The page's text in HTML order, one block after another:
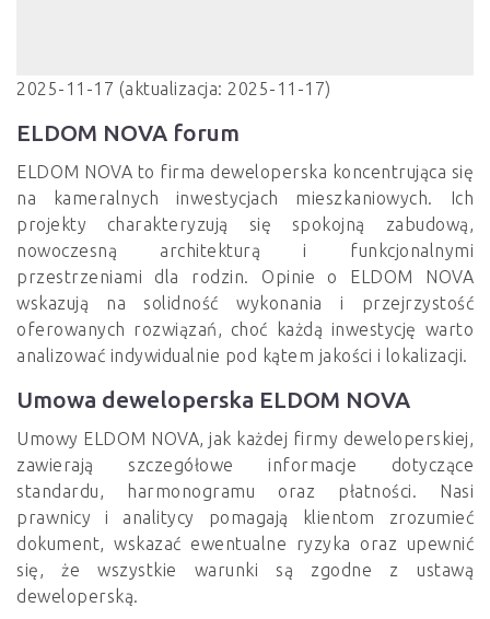
2025-11-17 (aktualizacja: 2025-11-17)
ELDOM NOVA forum
ELDOM NOVA to firma deweloperska koncentrująca się
na kameralnych inwestycjach mieszkaniowych. Ich
projekty charakteryzują się spokojną zabudową,
nowoczesną architekturą i funkcjonalnymi
przestrzeniami dla rodzin. Opinie o ELDOM NOVA
wskazują na solidność wykonania i przejrzystość
oferowanych rozwiązań, choć każdą inwestycję warto
analizować indywidualnie pod kątem jakości i lokalizacji.
Umowa deweloperska ELDOM NOVA
Umowy ELDOM NOVA, jak każdej firmy deweloperskiej,
zawierają szczegółowe informacje dotyczące
standardu, harmonogramu oraz płatności. Nasi
prawnicy i analitycy pomagają klientom zrozumieć
dokument, wskazać ewentualne ryzyka oraz upewnić
się, że wszystkie warunki są zgodne z ustawą
deweloperską.